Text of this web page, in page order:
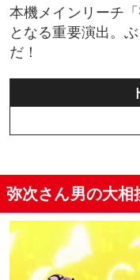
本機メインリーチ
となる重要演出。
だ！
弥次さん男の大相